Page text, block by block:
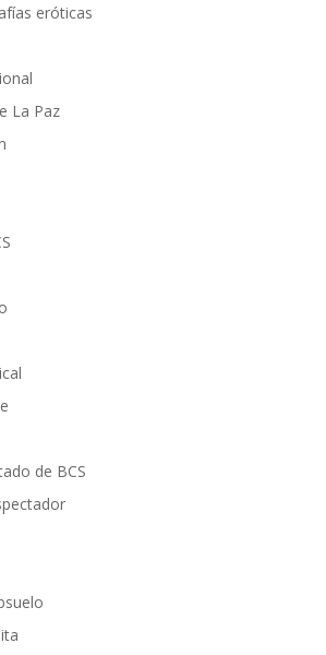
eróticas
La Paz
de BCS